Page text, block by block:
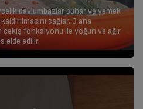
davlumbazlar buhar ve yemek
sağlar. 3 ana
fonksiyonu ile yoğun ve ağır
elde edilir.